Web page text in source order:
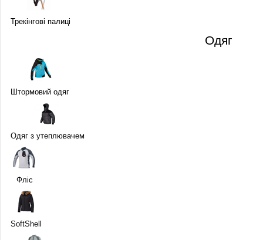
Трекінгові палиці
Одяг
Штормовий одяг
Одяг з утеплювачем
Фліс
SoftShell